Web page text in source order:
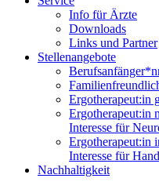
Info für Ärzte
Downloads
Links und Partner
Stellenangebote
Ergotherapeut:in
Ergotherapeut:in
Interesse für
Ergotherapeut:in
Interesse für
Nachhaltigkeit